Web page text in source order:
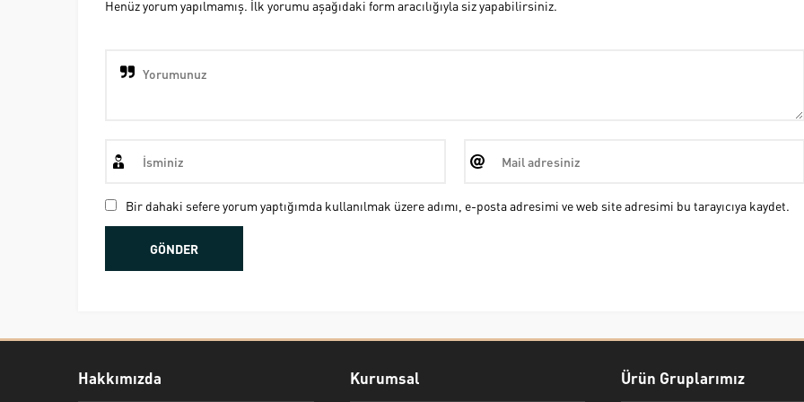
Henüz yorum yapılmamış. İlk yorumu aşağıdaki form aracılığıyla siz yapabilirsiniz.
Bir dahaki sefere yorum yaptığımda kullanılmak üzere adımı, e-posta adresimi ve web site adresimi bu tarayıcıya kaydet.
Hakkımızda Kurumsal Ürün Gruplarımız